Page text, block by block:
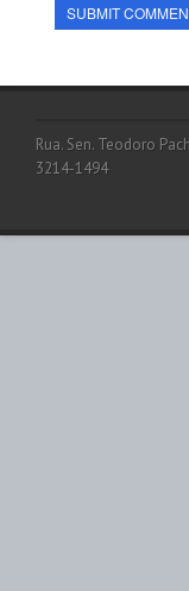
SUBMIT
Rua. Sen. Teodoro
3214-1494